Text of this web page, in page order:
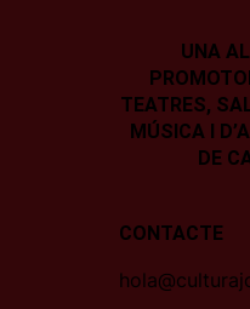
UNA
TEATRES,
MÚSICA I
DE
CONTACTE